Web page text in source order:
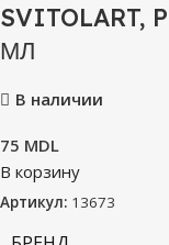
SVITOLART,
МЛ
В наличии
75 MDL
В корзину
Артикул: 13673